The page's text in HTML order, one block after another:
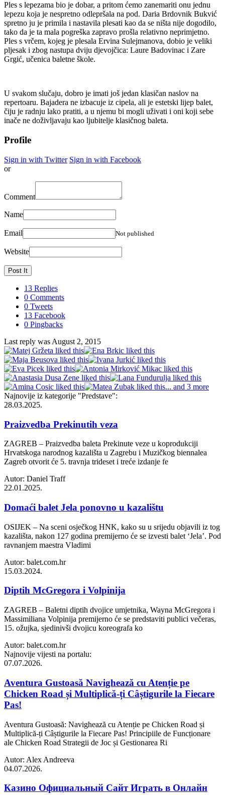
Ples s lepezama bio je dobar, a pritom ćemo zanemariti onu jednu
lepezu koja je nespretno odlepršala na pod. Daria Brdovnik Bukvić
spretno ju je primila i nastavila plesati kao da se ništa nije dogodilo,
tako da je ta mala pogreška zapravo prošla relativno neprimjetno.
Ples s vrčem, kojeg je plesala Ervina Sulejmanova, dobio je veliki
pljesak i zbog nastupa dviju djevojčica: Laure Badovinac i Zare
Grgić, učenica baletne škole.
U svakom slučaju, dobro je imati još jedan klasičan naslov na
repertoaru. Bajadera ne izbacuje iz cipela, ali je estetski lijep balet,
čiju je radnju lako pratiti, a u njemu bi mogli uživati i oni koji sebe
inače ne doživljavaju kao ljubitelje klasičnog baleta.
Profile
Sign in with Twitter Sign in with Facebook
or
Comment
Name
Email Not published
Website
13 Replies
0 Comments
0 Tweets
13 Facebook
0 Pingbacks
Last reply was August 2, 2015
... and 3 more
Najnovije iz kategorije "Predstave":
28.03.2025.
Praizvedba Prekinutih veza
ZAGREB – Praizvedba baleta Prekinute veze u koprodukciji
Hrvatskoga narodnog kazališta u Zagrebu i Muzičkog biennalea
Zagreb otvorit će 5. travnja trideset i treće izdanje fe
Autor: Daniel Traff
22.01.2025.
Domaći balet Jela ponovno u kazalištu
OSIJEK – Na sceni osječkog HNK, kako su u srijedu objavili iz tog
kazališta, nakon 127 godina premijerno će se izvesti balet ‘Jela’. Pod
ravnanjem maestra Vladimi
Autor: balet.com.hr
15.03.2024.
Diptih McGregora i Volpinija
ZAGREB – Baletni diptih dvojice umjetnika, Wayna McGregora i
Massimiliana Volpinija premijerno će se predstaviti publici večeras,
15. ožujka, sjedinivši dvojicu koreografa ko
Autor: balet.com.hr
Najnovije vijesti na portalu:
07.07.2026.
Aventura Gustoasă Navighează cu Atenție pe
Chicken Road și Multiplică-ți Câștigurile la Fiecare
Pas!
Aventura Gustoasă: Navighează cu Atenție pe Chicken Road și
Multiplică-ți Câștigurile la Fiecare Pas! Principiile de Funcționare
ale Chicken Road Strategii de Joc și Gestionarea Ri
Autor: Alex Andreeva
04.07.2026.
Казино Официальный Сайт Играть в Онлайн